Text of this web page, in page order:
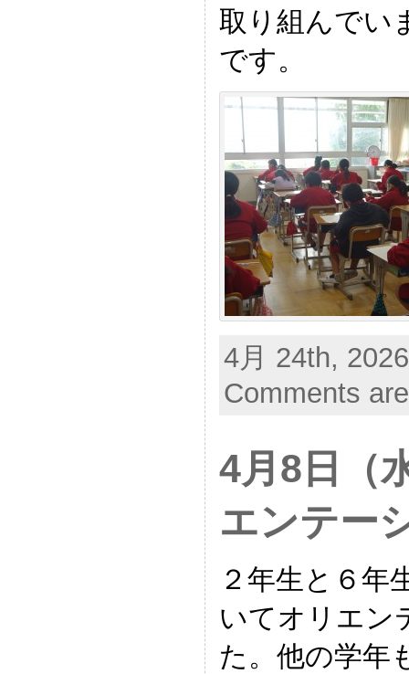
取り組んでい
です。
4月 24th,
Comments
4月8日（
エンテー
２年生と６年
いてオリエン
た。他の学年